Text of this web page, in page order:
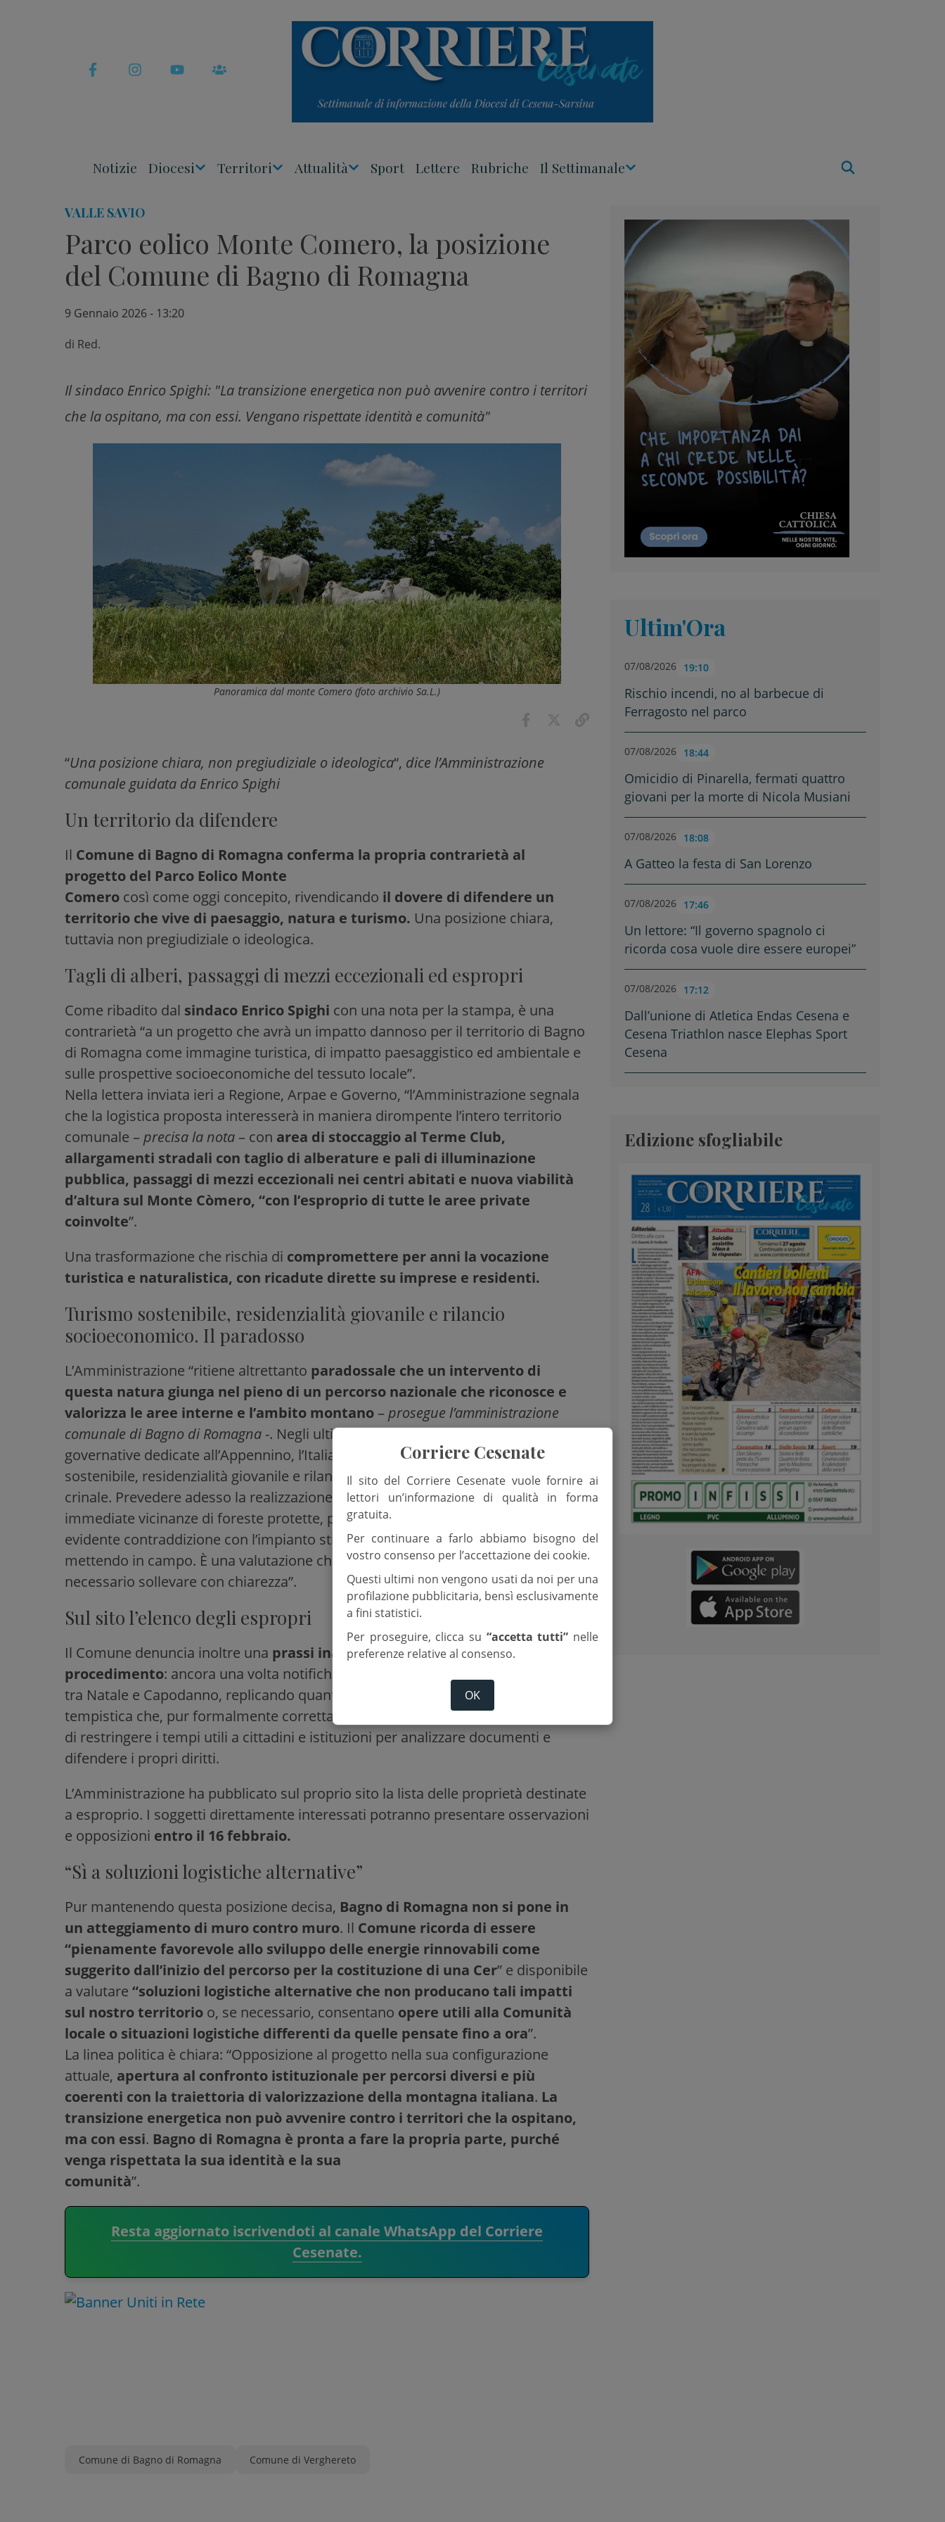
Notizie Diocesi Territori Attualità Sport Lettere Rubriche Il Settimanale
VALLE SAVIO
Parco eolico Monte Comero, la posizione
del Comune di Bagno di Romagna
9 Gennaio 2026 - 13:20
di Red.
Il sindaco Enrico Spighi: "La transizione energetica non può avvenire contro i territori
che la ospitano, ma con essi. Vengano rispettate identità e comunità"
Panoramica dal monte Comero (foto archivio Sa.L.)
“Una posizione chiara, non pregiudiziale o ideologica“, dice l’Amministrazione
comunale guidata da Enrico Spighi
Un territorio da difendere
Il Comune di Bagno di Romagna conferma la propria contrarietà al
progetto del Parco Eolico Monte
Comero così come oggi concepito, rivendicando il dovere di difendere un
territorio che vive di paesaggio, natura e turismo. Una posizione chiara,
tuttavia non pregiudiziale o ideologica.
Tagli di alberi, passaggi di mezzi eccezionali ed espropri
Come ribadito dal sindaco Enrico Spighi con una nota per la stampa, è una
contrarietà “a un progetto che avrà un impatto dannoso per il territorio di Bagno
di Romagna come immagine turistica, di impatto paesaggistico ed ambientale e
sulle prospettive socioeconomiche del tessuto locale”.
Nella lettera inviata ieri a Regione, Arpae e Governo, “l’Amministrazione segnala
che la logistica proposta interesserà in maniera dirompente l’intero territorio
comunale – precisa la nota – con area di stoccaggio al Terme Club,
allargamenti stradali con taglio di alberature e pali di illuminazione
pubblica, passaggi di mezzi eccezionali nei centri abitati e nuova viabilità
d’altura sul Monte Còmero, “con l’esproprio di tutte le aree private
coinvolte”.
Una trasformazione che rischia di compromettere per anni la vocazione
turistica e naturalistica, con ricadute dirette su imprese e residenti.
Turismo sostenibile, residenzialità giovanile e rilancio
socioeconomico. Il paradosso
L’Amministrazione “ritiene altrettanto paradossale che un intervento di
questa natura giunga nel pieno di un percorso nazionale che riconosce e
valorizza le aree interne e l’ambito montano – prosegue l’amministrazione
comunale di Bagno di Romagna -. Negli ultimi anni, tramite le politiche
governative dedicate all’Appennino, l’Italia ha scelto di puntare su turismo
sostenibile, residenzialità giovanile e rilancio socioeconomico delle zone di
crinale. Prevedere adesso la realizzazione di cantieri industriali invasivi nelle
immediate vicinanze di foreste protette, parchi naturali e siti SIC appare in
evidente contraddizione con l’impianto strategico che lo stesso Stato sta
mettendo in campo. È una valutazione che questa Amministrazione ritiene
necessario sollevare con chiarezza”.
Sul sito l’elenco degli espropri
Il Comune denuncia inoltre una prassi inaccettabile nella gestione del
procedimento: ancora una volta notifiche e atti arrivano a ridosso delle festività,
tra Natale e Capodanno, replicando quanto già accaduto in pieno agosto. Una
tempistica che, pur formalmente corretta, appare come un “mal celato” tentativo
di restringere i tempi utili a cittadini e istituzioni per analizzare documenti e
difendere i propri diritti.
L’Amministrazione ha pubblicato sul proprio sito la lista delle proprietà destinate
a esproprio. I soggetti direttamente interessati potranno presentare osservazioni
e opposizioni entro il 16 febbraio.
“Sì a soluzioni logistiche alternative”
Pur mantenendo questa posizione decisa, Bagno di Romagna non si pone in
un atteggiamento di muro contro muro. Il Comune ricorda di essere
“pienamente favorevole allo sviluppo delle energie rinnovabili come
suggerito dall’inizio del percorso per la costituzione di una Cer” e disponibile
a valutare “soluzioni logistiche alternative che non producano tali impatti
sul nostro territorio o, se necessario, consentano opere utili alla Comunità
locale o situazioni logistiche differenti da quelle pensate fino a ora”.
La linea politica è chiara: “Opposizione al progetto nella sua configurazione
attuale, apertura al confronto istituzionale per percorsi diversi e più
coerenti con la traiettoria di valorizzazione della montagna italiana. La
transizione energetica non può avvenire contro i territori che la ospitano,
ma con essi. Bagno di Romagna è pronta a fare la propria parte, purché
venga rispettata la sua identità e la sua
comunità”.
Resta aggiornato iscrivendoti al canale WhatsApp del Corriere
Cesenate.
Comune di Bagno di Romagna Comune di Verghereto
Ultim'Ora
07/08/2026 19:10
Rischio incendi, no al barbecue di
Ferragosto nel parco
07/08/2026 18:44
Omicidio di Pinarella, fermati quattro
giovani per la morte di Nicola Musiani
07/08/2026 18:08
A Gatteo la festa di San Lorenzo
07/08/2026 17:46
Un lettore: “Il governo spagnolo ci
ricorda cosa vuole dire essere europei”
07/08/2026 17:12
Dall’unione di Atletica Endas Cesena e
Cesena Triathlon nasce Elephas Sport
Cesena
Edizione sfogliabile
Corriere Cesenate
Il sito del Corriere Cesenate vuole fornire ai
lettori un’informazione di qualità in forma
gratuita.
Per continuare a farlo abbiamo bisogno del
vostro consenso per l’accettazione dei cookie.
Questi ultimi non vengono usati da noi per una
profilazione pubblicitaria, bensì esclusivamente
a fini statistici.
Per proseguire, clicca su “accetta tutti” nelle
preferenze relative al consenso.
OK